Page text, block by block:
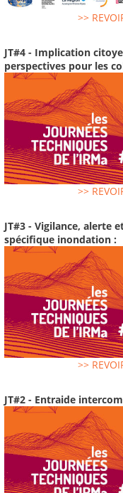
>>
JT#4 - Implication
perspectives pour les
>>
JT#3 - Vigilance, alerte
spécifique inondation :
>>
JT#2 - Entraide